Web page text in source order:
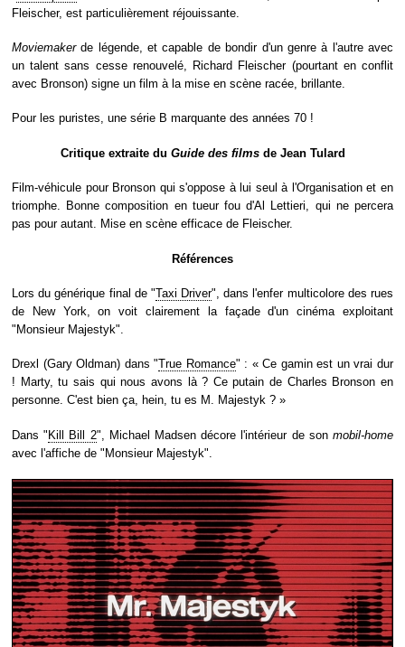
Fleischer, est particulièrement réjouissante.
Moviemakerde légende, et capable de bondir d'un genre à l'autre avec
un talent sans cesse renouvelé, Richard Fleischer (pourtant en conflit
avec Bronson) signe un film à la mise en scène racée, brillante.
Pour les puristes, une série B marquante des années 70 !
Critique extraite du Guide des filmsde Jean Tulard
Film-véhicule pour Bronson qui s'oppose à lui seul à l'Organisation et en
triomphe. Bonne composition en tueur fou d'Al Lettieri, qui ne percera
pas pour autant. Mise en scène efficace de Fleischer.
Références
Lors du générique final de "Taxi Driver", dans l'enfer multicolore des rues
de New York, on voit clairement la façade d'un cinéma exploitant
"Monsieur Majestyk".
Drexl (Gary Oldman) dans "True Romance" : « Ce gamin est un vrai dur
! Marty, tu sais qui nous avons là ? Ce putain de Charles Bronson en
personne. C'est bien ça, hein, tu es M. Majestyk ? »
Dans " Kill Bill 2", Michael Madsen décore l'intérieur de sonmobil-home
avec l'affiche de "Monsieur Majestyk".